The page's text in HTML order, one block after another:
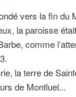
vers la fin du
la paroisse
comme
la terre de
de Montluel...